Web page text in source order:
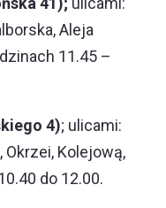
Aleja
11.45 –
4); ulicami:
Kolejową,
do 12.00.